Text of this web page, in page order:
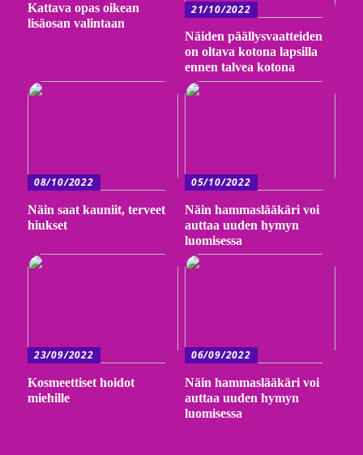
Kattava opas oikean
lisäosan valintaan
21/10/2022
Näiden päällysvaatteiden
on oltava kotona lapsilla
ennen talvea kotona
08/10/2022
Näin saat kauniit, terveet
hiukset
05/10/2022
Näin hammaslääkäri voi
auttaa uuden hymyn
luomisessa
23/09/2022
Kosmeettiset hoidot
miehille
06/09/2022
Näin hammaslääkäri voi
auttaa uuden hymyn
luomisessa